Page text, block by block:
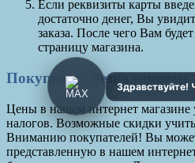
Если реквизиты карты
достаточно денег, Вы
заказа. После чего Вам
страницу магазина.
Покупка по безналичному
Цены в нашем интернет магазине
налогов. Возможные скидки
Вниманию покупателей! Вы
представленную в нашем